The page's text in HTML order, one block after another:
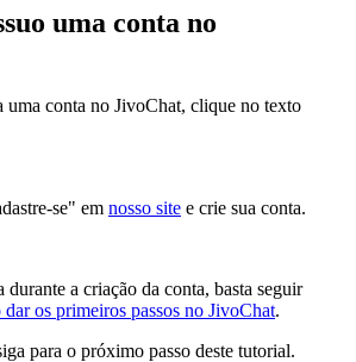
uma conta no
uma conta no JivoChat, clique no texto
se" em nosso site e crie sua conta.
a criação da conta, basta seguir
dar os primeiros passos no JivoChat.
para o próximo passo deste tutorial.